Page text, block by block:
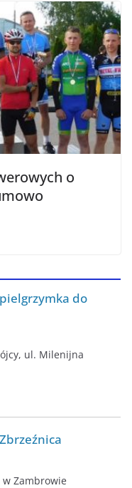
o
do
ul. Milenijna
Zambrowie